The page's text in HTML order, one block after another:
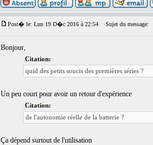
Post� le: Lun 19 D�c 2016 à 22:54 Sujet du message:
Bonjour,
Citation:
quid des petits soucis des premières séries ?
Un peu court pour avoir un retour d'expérience
Citation:
de l'autonomie réelle de la batterie ?
Ça dépend surtout de l'utilisation